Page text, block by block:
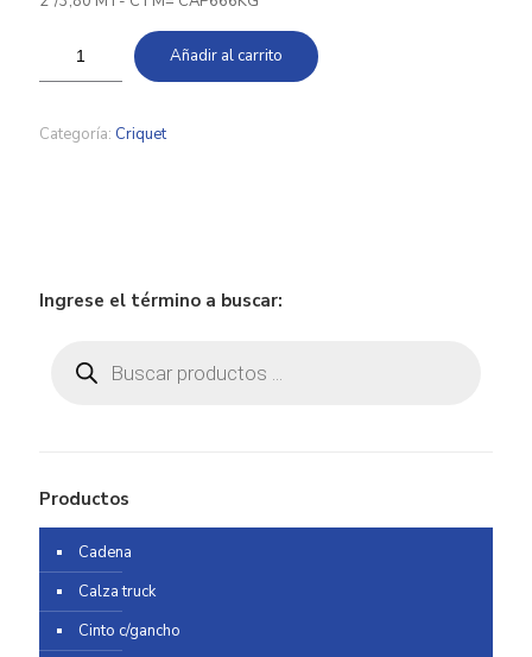
Añadir al carrito
Categoría: Criquet
Ingrese el término a buscar:
productos
Productos
Cadena
Calza truck
Cinto c/gancho